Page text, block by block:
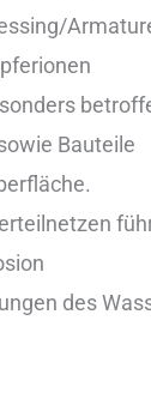
Bauteile
d‬es